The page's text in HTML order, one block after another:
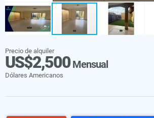
Precio de alquiler
US$2,500Mensual
Dólares Americanos